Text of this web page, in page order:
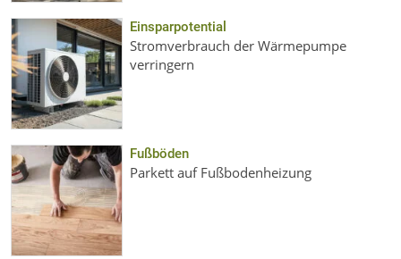
Einsparpotential
Stromverbrauch der Wärmepumpe
verringern
Fußböden
Parkett auf Fußbodenheizung